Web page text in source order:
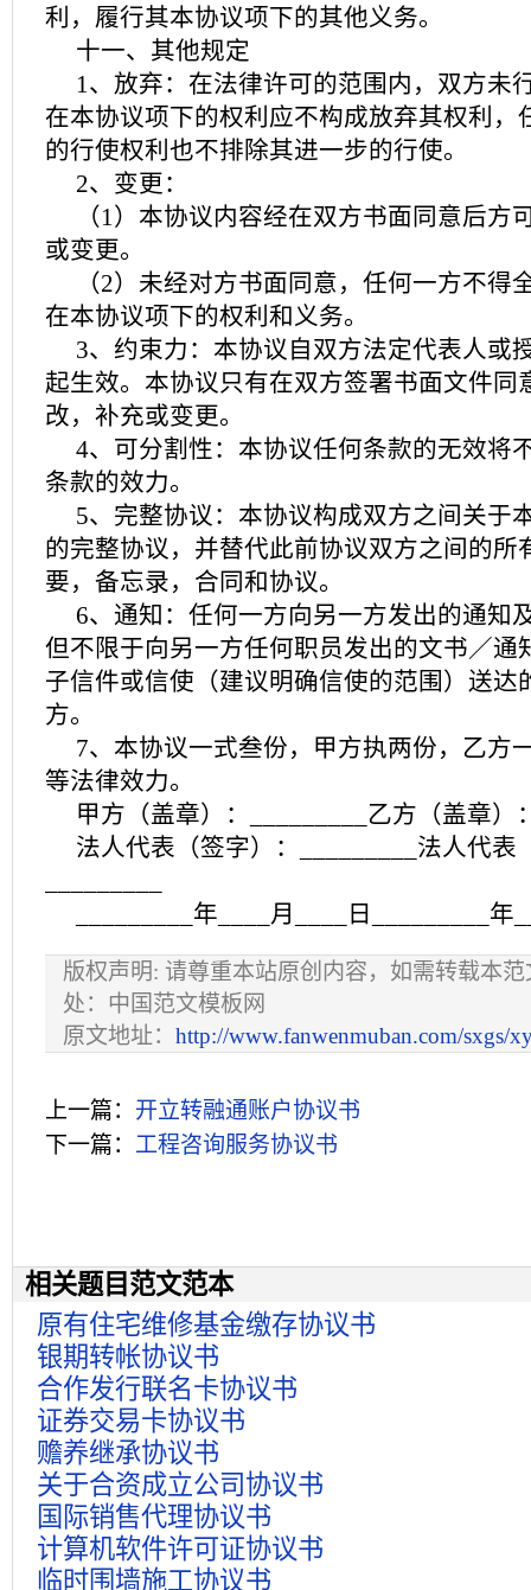
利，履行其本协议项下的其他义务。
十一、其他规定
1、放弃：在法律许可的范围内，双方未
在本协议项下的权利应不构成放弃其权利，
的行使权利也不排除其进一步的行使。
2、变更：
（1）本协议内容经在双方书面同意后方
或变更。
（2）未经对方书面同意，任何一方不得
在本协议项下的权利和义务。
3、约束力：本协议自双方法定代表人或
起生效。本协议只有在双方签署书面文件同
改，补充或变更。
4、可分割性：本协议任何条款的无效将
条款的效力。
5、完整协议：本协议构成双方之间关于
的完整协议，并替代此前协议双方之间的所
要，备忘录，合同和协议。
6、通知：任何一方向另一方发出的通知
但不限于向另一方任何职员发出的文书／通
子信件或信使（建议明确信使的范围）送达
方。
7、本协议一式叁份，甲方执两份，乙方
等法律效力。
甲方（盖章）：_________乙方（盖章）
法人代表（签字）：_________法人代表
_________年____月____日_________年
版权声明: 请尊重本站原创内容，如需转载本
处：中国范文模板网
原文地址： http://www.fanwenmuban.com/sxgs/
上一篇： 开立转融通账户协议书
下一篇： 工程咨询服务协议书
相关题目范文范本
原有住宅维修基金缴存协议书
银期转帐协议书
合作发行联名卡协议书
证券交易卡协议书
赡养继承协议书
关于合资成立公司协议书
国际销售代理协议书
计算机软件许可证协议书
临时围墙施工协议书